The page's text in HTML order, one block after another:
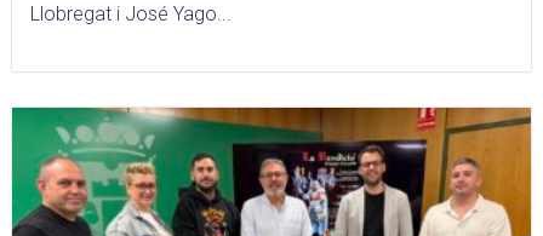
Llobregat i José Yago...